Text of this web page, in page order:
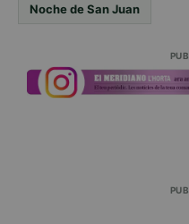
Noche de San Juan